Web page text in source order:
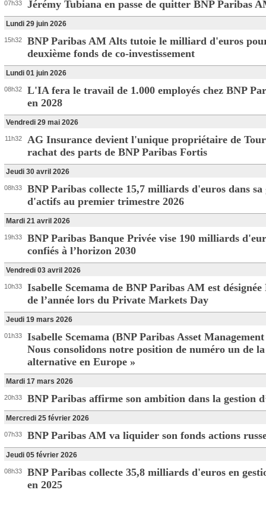
07h33 Jérémy Tubiana en passe de quitter BNP Paribas
Lundi 29 juin 2026
15h32
BNP Paribas AM Alts tutoie le milliard d'euros
deuxième fonds de co-investissement
Lundi 01 juin 2026
08h32
L'IA fera le travail de 1.000 employés chez BNP
en 2028
Vendredi 29 mai 2026
11h32
AG Insurance devient l'unique propriétaire de
rachat des parts de BNP Paribas Fortis
Jeudi 30 avril 2026
08h33
BNP Paribas collecte 15,7 milliards d'euros dans sa
d'actifs au premier trimestre 2026
Mardi 21 avril 2026
19h33
BNP Paribas Banque Privée vise 190 milliards
confiés à l’horizon 2030
Vendredi 03 avril 2026
10h33
Isabelle Scemama de BNP Paribas AM est
de l’année lors du Private Markets Day
Jeudi 19 mars 2026
01h33
Isabelle Scemama (BNP Paribas Asset
Nous consolidons notre position de numéro un de
alternative en Europe »
Mardi 17 mars 2026
20h33 BNP Paribas affirme son ambition dans la gestion
Mercredi 25 février 2026
07h33 BNP Paribas AM va liquider son fonds actions
Jeudi 05 février 2026
08h33
BNP Paribas collecte 35,8 milliards d'euros en
en 2025